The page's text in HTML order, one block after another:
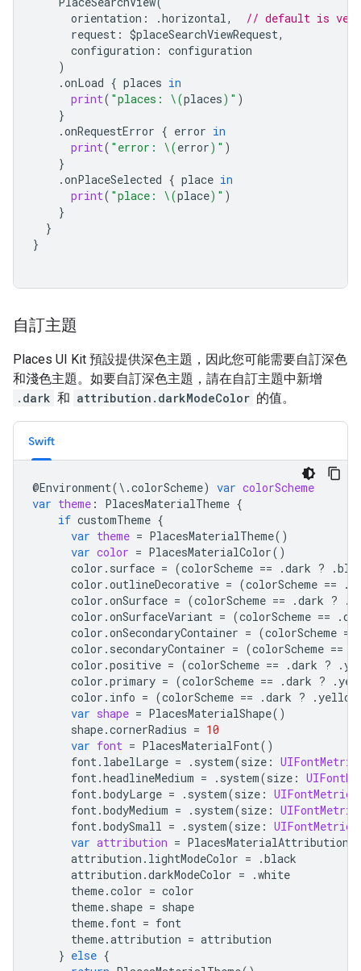
orientation : .horizontal,
// default is
request : $placeSearchViewRequest,
configuration : configuration
)
.onLoad { places in
print( "places: \(places) " )
}
.onRequestError { error in
print( "error: \(error) " )
}
.onPlaceSelected { place in
print( "place: \(place) " )
}
}
}
自訂主題
Places UI Kit 預設提供深色主題，因此您可能需要自訂深色
和淺色主題。如要自訂深色主題，請在自訂主題中新增
.dark 和 attribution.darkModeColor 的值。
Swift
@Environment(\ .colorScheme) var colorScheme
var theme : PlacesMaterialTheme {
if customTheme {
var theme = PlacesMaterialTheme()
var color = PlacesMaterialColor()
color . surface = (colorScheme == .dark ? .
color .outlineDecorative = (colorScheme == .
color .onSurface = (colorScheme == .dark ? .
color .onSurfaceVariant = (colorScheme == .
color .onSecondaryContainer = (colorScheme ==
color . secondaryContainer = (colorScheme ==
color .positive = (colorScheme == .dark ? .
color .primary = (colorScheme == .dark ? .
color . info = (colorScheme == .dark ? .yellow
var shape = PlacesMaterialShape()
shape.cornerRadius = 10
var font = PlacesMaterialFont()
font. labelLarge = . system(size :
font.headlineMedium = . system(size :
font.bodyLarge = . system(size : UIFontMetrics
font.bodyMedium = . system(size :
font.bodySmall = . system(size : UIFontMetrics
var attribution = PlacesMaterialAttribution
attribution . lightModeColor = .black
attribution .darkModeColor = .white
theme.color = color
theme. shape = shape
theme. font = font
theme.attribution = attribution
} else {